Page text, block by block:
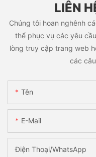
LIÊN
Chúng tôi hoan nghênh
thể phục vụ các yêu
lòng truy cập trang web
các
Tên
E-Mail
Điện Thoại/whatsApp